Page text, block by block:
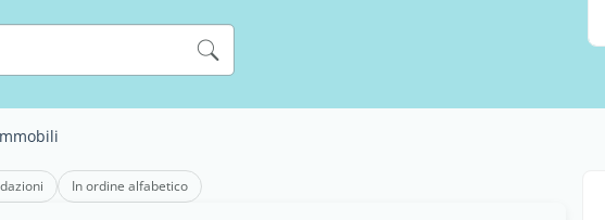
In ordine alfabetico